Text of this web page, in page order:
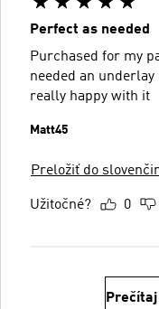
Perfect as needed
Purchased for my
needed an
really happy with it
Matt45
Preložiť do
Užitočné? 0